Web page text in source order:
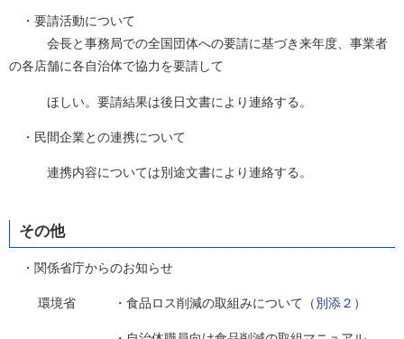
・要請活動について
会長と事務局での全国団体への要請に基づき来年度、事業者
の各店舗に各自治体で協力を要請して
ほしい。要請結果は後日文書により連絡する。
・民間企業との連携について
連携内容については別途文書により連絡する。
その他
・関係省庁からのお知らせ
環境省 ・食品ロス削減の取組みについて（別添２ ）